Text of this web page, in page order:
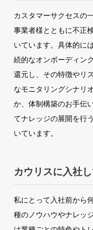
カスタマーサクセスの
事業者様とともに不正
いています。具体的に
続的なオンボーディン
還元し、その特徴やリ
なモニタリングシナリ
か、体制構築のお手伝
てナレッジの展開を行
いています。
カウリスに入社
私にとって入社前から
種のノウハウやナレッ